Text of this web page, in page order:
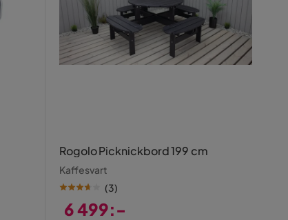
Rogolo Picknickbord 199 cm
Kaffesvart
(3)
6 499:-